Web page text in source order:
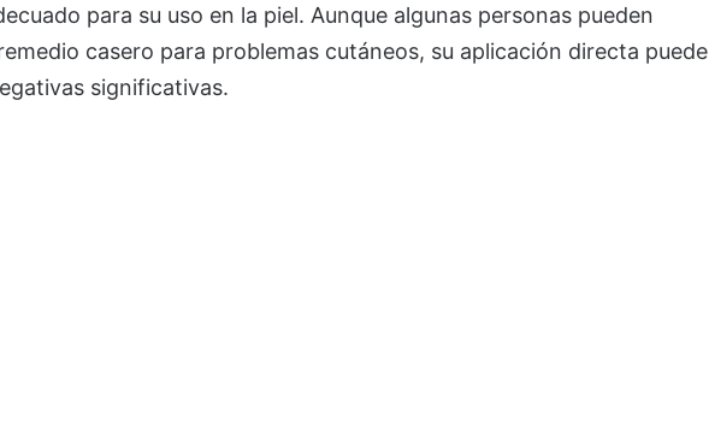
para su uso en la piel. Aunque algunas personas pueden
casero para problemas cutáneos, su aplicación directa puede
significativas.